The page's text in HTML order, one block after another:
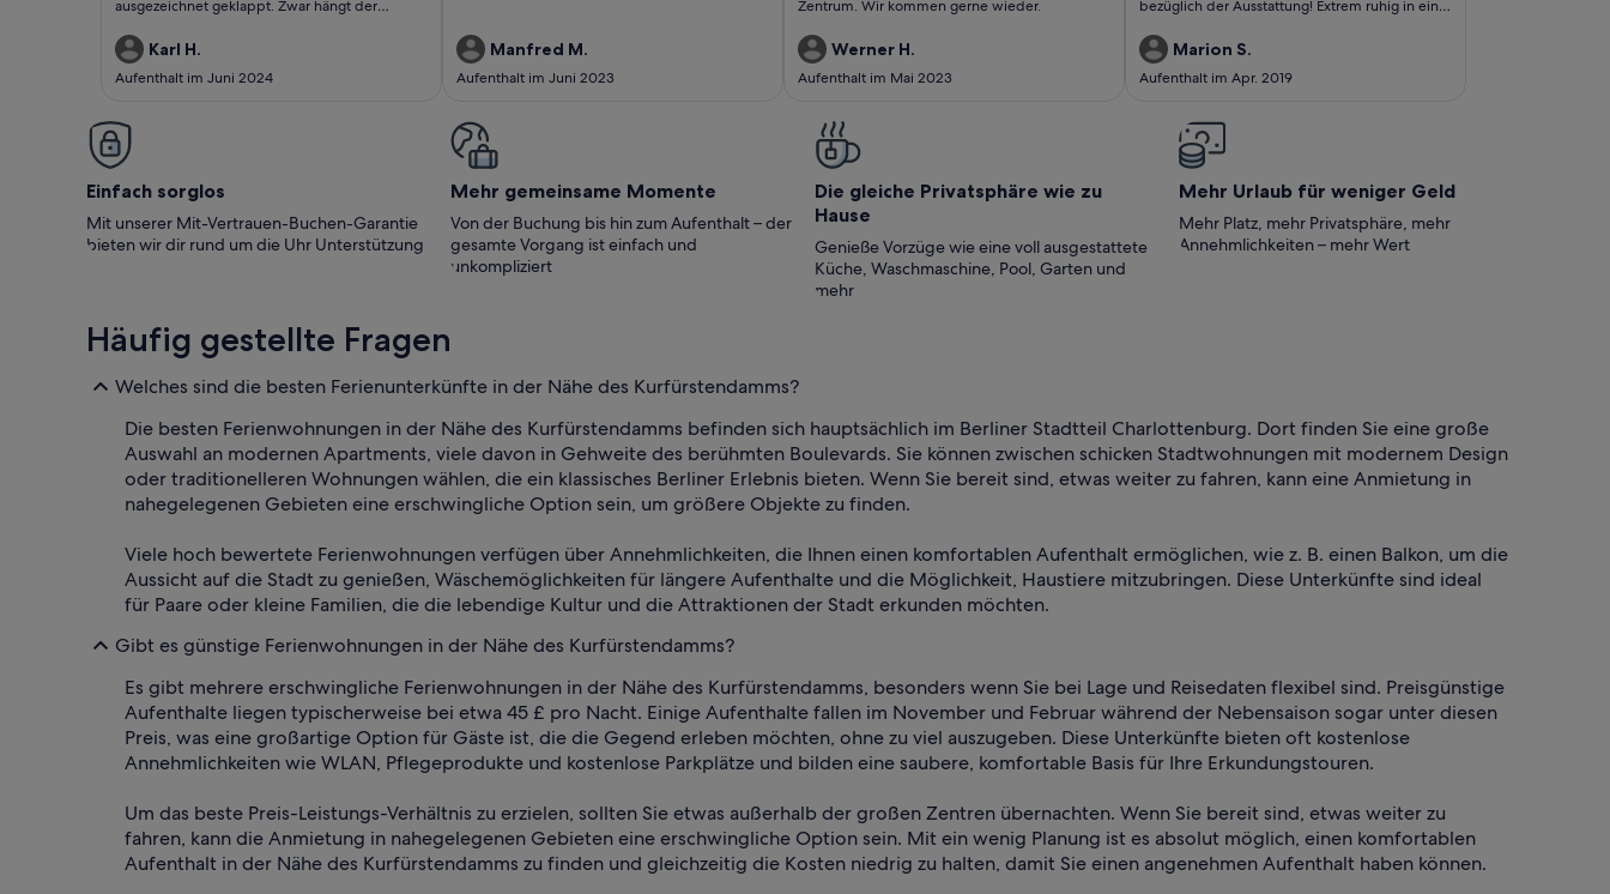
ausgezeichnet geklappt. Zwar hängt der
(meine Frau misst nur gerae 150 cm), aber die
hübsche Terrasse und der schöne Garten haben
dieses Manko wieder gutgemacht. Jedenfalls
gefühlt, auch wenn uns der Weg zur Busstation
und zum Supermarkt jeweils zu einem kleinen
zusätzlichen Spaziergang gezwungen haben.
Karl H.
Aufenthalt im Juni 2024
Manfred M.
Aufenthalt im Juni 2023
Zentrum. Wir kommen gerne wieder.
Werner H.
Aufenthalt im Mai 2023
bezüglich der Ausstattung! Extrem ruhig in einer
Kudamm weg! Sehr gute Anbindung mit Bus
und U-Bahn! Absolute Topempfehlung!
Marion S.
Aufenthalt im Apr. 2019
Einfach sorglos
Mit unserer Mit-Vertrauen-Buchen-Garantie
bieten wir dir rund um die Uhr Unterstützung
Mehr gemeinsame Momente
Von der Buchung bis hin zum Aufenthalt – der
gesamte Vorgang ist einfach und
unkompliziert
Die gleiche Privatsphäre wie zu
Hause
Genieße Vorzüge wie eine voll ausgestattete
Küche, Waschmaschine, Pool, Garten und
mehr
Mehr Urlaub für weniger Geld
Mehr Platz, mehr Privatsphäre, mehr
Annehmlichkeiten – mehr Wert
Häufig gestellte Fragen
Welches sind die besten Ferienunterkünfte in der Nähe des Kurfürstendamms?
Die besten Ferienwohnungen in der Nähe des Kurfürstendamms befinden sich hauptsächlich im Berliner Stadtteil Charlottenburg. Dort finden Sie eine große
Auswahl an modernen Apartments, viele davon in Gehweite des berühmten Boulevards. Sie können zwischen schicken Stadtwohnungen mit modernem Design
oder traditionelleren Wohnungen wählen, die ein klassisches Berliner Erlebnis bieten. Wenn Sie bereit sind, etwas weiter zu fahren, kann eine Anmietung in
nahegelegenen Gebieten eine erschwingliche Option sein, um größere Objekte zu finden.
Viele hoch bewertete Ferienwohnungen verfügen über Annehmlichkeiten, die Ihnen einen komfortablen Aufenthalt ermöglichen, wie z. B. einen Balkon, um die
Aussicht auf die Stadt zu genießen, Wäschemöglichkeiten für längere Aufenthalte und die Möglichkeit, Haustiere mitzubringen. Diese Unterkünfte sind ideal
für Paare oder kleine Familien, die die lebendige Kultur und die Attraktionen der Stadt erkunden möchten.
Gibt es günstige Ferienwohnungen in der Nähe des Kurfürstendamms?
Es gibt mehrere erschwingliche Ferienwohnungen in der Nähe des Kurfürstendamms, besonders wenn Sie bei Lage und Reisedaten flexibel sind. Preisgünstige
Aufenthalte liegen typischerweise bei etwa 45 £ pro Nacht. Einige Aufenthalte fallen im November und Februar während der Nebensaison sogar unter diesen
Preis, was eine großartige Option für Gäste ist, die die Gegend erleben möchten, ohne zu viel auszugeben. Diese Unterkünfte bieten oft kostenlose
Annehmlichkeiten wie WLAN, Pflegeprodukte und kostenlose Parkplätze und bilden eine saubere, komfortable Basis für Ihre Erkundungstouren.
Um das beste Preis-Leistungs-Verhältnis zu erzielen, sollten Sie etwas außerhalb der großen Zentren übernachten. Wenn Sie bereit sind, etwas weiter zu
fahren, kann die Anmietung in nahegelegenen Gebieten eine erschwingliche Option sein. Mit ein wenig Planung ist es absolut möglich, einen komfortablen
Aufenthalt in der Nähe des Kurfürstendamms zu finden und gleichzeitig die Kosten niedrig zu halten, damit Sie einen angenehmen Aufenthalt haben können.